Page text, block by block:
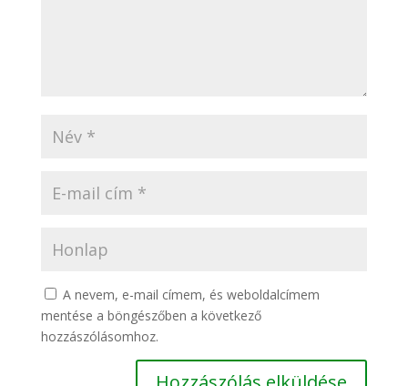
A nevem, e-mail címem, és weboldalcímem
mentése a böngészőben a következő
hozzászólásomhoz.